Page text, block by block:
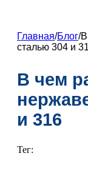
FR
DE
AR
Главная/Блог/В
сталью 304 и
В чем
и 316
Тег: